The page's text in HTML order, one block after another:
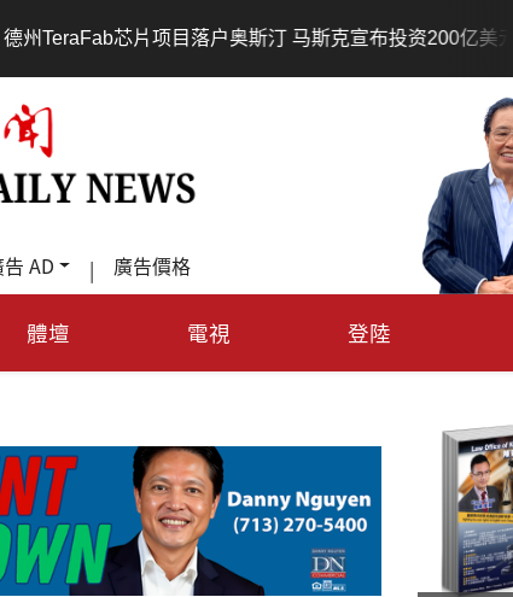
落户奥斯汀 马斯克宣布投资200亿美元建设AI芯片制造基地
AD | 廣告價格
體壇 電視 登陸